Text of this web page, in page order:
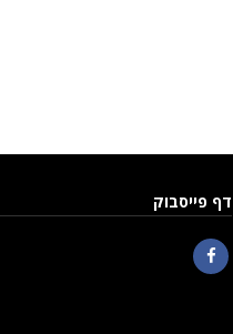
דף פייסבוק